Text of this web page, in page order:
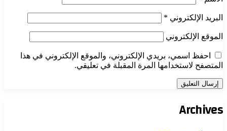
البريد الإلكتروني *
الموقع الإلكتروني
احفظ اسمي، بريدي الإلكتروني، والموقع الإلكتروني في هذا
المتصفح لاستخدامها المرة المقبلة في تعليقي.
Archives